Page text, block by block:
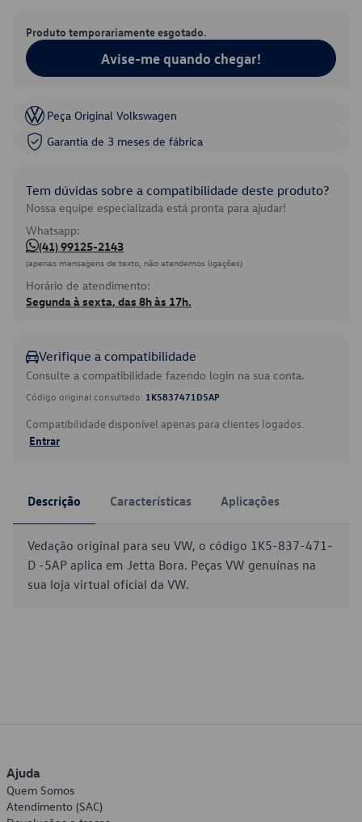
Produto temporariamente esgotado.
Avise-me quando chegar!
Peça Original Volkswagen
Garantia de 3 meses de fábrica
Tem dúvidas sobre a compatibilidade deste produto?
Nossa equipe especializada está pronta para ajudar!
Whatsapp:
(41) 99125-2143
(apenas mensagens de texto, não atendemos ligações)
Horário de atendimento:
Segunda à sexta, das 8h às 17h.
Verifique a compatibilidade
Consulte a compatibilidade fazendo login na sua conta.
Código original consultado: 1K5837471D5AP
Compatibilidade disponível apenas para clientes logados.
Entrar
Descrição Características Aplicações
Vedação original para seu VW, o código 1K5-837-471-
D -5AP aplica em Jetta Bora. Peças VW genuínas na
sua loja virtual oficial da VW.
Ajuda
Quem Somos
Atendimento (SAC)